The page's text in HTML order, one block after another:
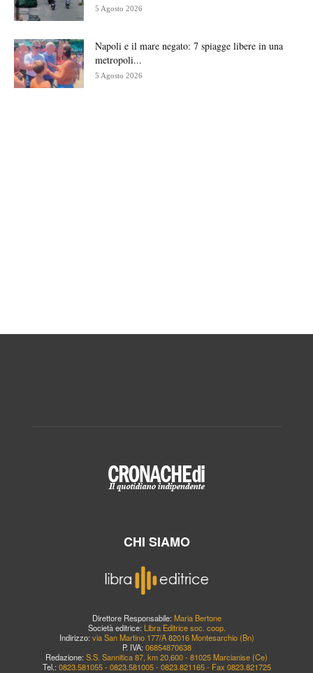
5 Agosto 2026
Napoli e il mare negato: 7 spiagge libere in una
metropoli...
5 Agosto 2026
CHI SIAMO
Direttore Responsabile: Maria Bertone
Società editrice: Libra Editrice soc. coop.
Indirizzo: via San Martino 177/A 82016 Montesarchio (Bn)
P. IVA: 06854870638
Redazione: S.S. Sannitica 87, km 20,600 - 81025 Marcianise (Ce)
Tel.: 0823.581055 - 0823.581005 - 0823.821165 - Fax 0823.821725